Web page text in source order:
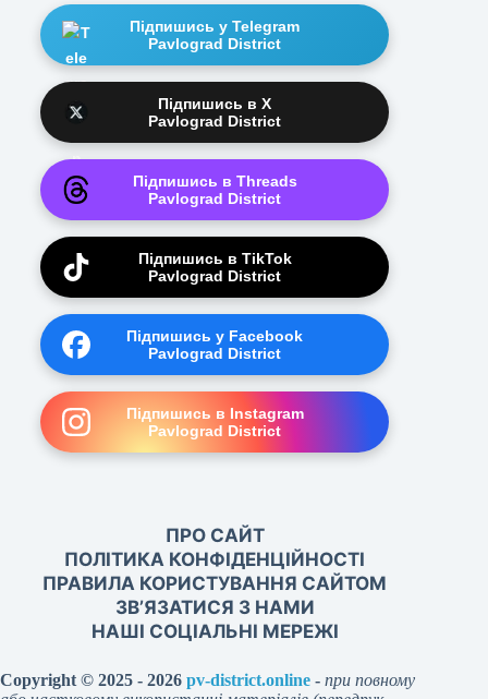
Підпишись у Telegram
Pavlograd District
Підпишись в X
Pavlograd District
Підпишись в Threads
Pavlograd District
Підпишись в TikTok
Pavlograd District
Підпишись у Facebook
Pavlograd District
Підпишись в Instagram
Pavlograd District
ПРО САЙТ
ПОЛІТИКА КОНФІДЕНЦІЙНОСТІ
ПРАВИЛА КОРИСТУВАННЯ САЙТОМ
ЗВ’ЯЗАТИСЯ З НАМИ
НАШІ СОЦІАЛЬНІ МЕРЕЖІ
Copyright © 2025 - 2026 pv-district.online - при повному